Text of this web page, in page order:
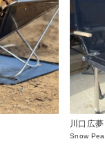
川口広夢
Snow